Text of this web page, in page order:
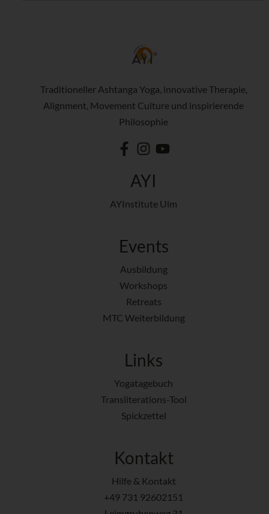
Traditioneller Ashtanga Yoga, innovative Therapie,
Alignment, Movement Culture und inspirierende
Philosophie
AYI
AYInstitute Ulm
Events
Ausbildung
Workshops
Retreats
MTC Weiterbildung
Links
Yogatagebuch
Transliterations-Tool
Spickzettel
Kontakt
Hilfe & Kontakt
+49 731 92602151